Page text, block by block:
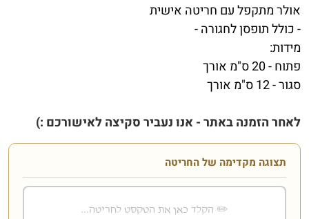
אולר מתקפל עם חריטה אישית
- כולל תופסן לחגורה -
מידות:
פתוח - 20 ס"מ אורך
סגור - 12 ס"מ אורך
לאחר הזמנה באתר - אנו נעביר סקיצה לאישורכם :)
תצוגה מקדימה של החריטה